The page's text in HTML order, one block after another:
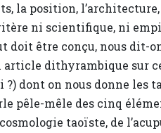
la position,
ni scientifique, ni
doit être conçu, nous dit-
dithyrambique sur
?) dont on nous donne les
pêle-mêle des cinq
cosmologie taoïste, de